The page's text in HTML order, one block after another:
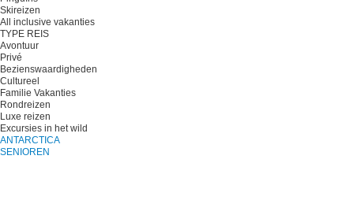
Skireizen
All inclusive vakanties
TYPE REIS
Avontuur
Privé
Bezienswaardigheden
Cultureel
Familie Vakanties
Rondreizen
Luxe reizen
Excursies in het wild
ANTARCTICA
SENIOREN